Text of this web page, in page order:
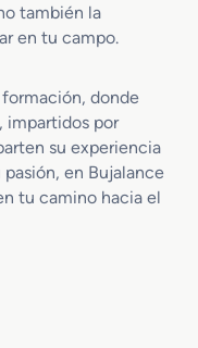
también la
en tu campo.
formación, donde
impartidos por
su experiencia
en Bujalance
tu camino hacia el